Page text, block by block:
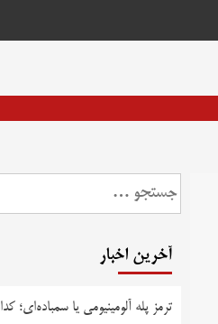
آخرین اخبار
ترمز پله آلومینیومی یا سمباده‌ای؛